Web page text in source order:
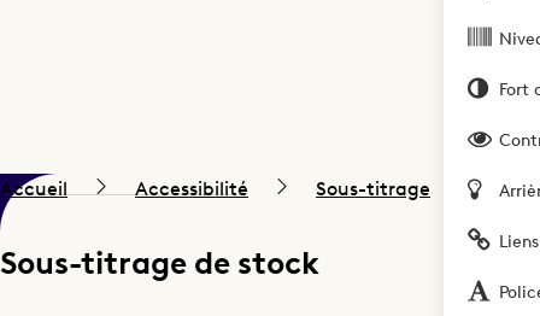
Fort
Sous-titrage sourds et
Accueil Accessibilité Sous-titrage
Sous-titrage de stock